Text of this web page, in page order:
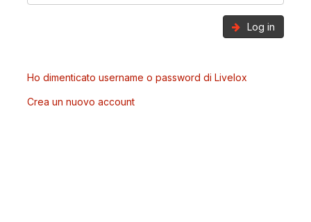
Log in
Ho dimenticato username o password di Livelox
Crea un nuovo account